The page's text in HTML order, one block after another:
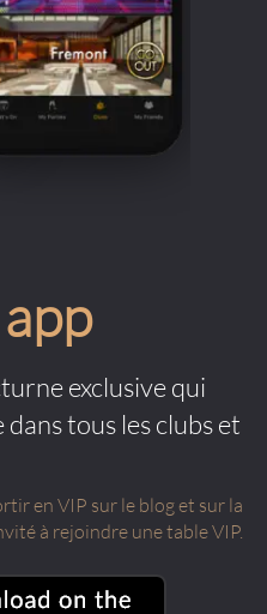
exclusive qui
tous les clubs et
en VIP sur le blog et sur la
à rejoindre une table VIP.